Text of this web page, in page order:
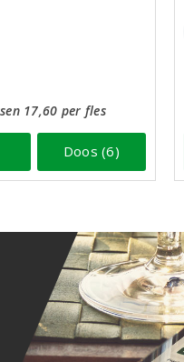
17,60 per fles
Doos (6)